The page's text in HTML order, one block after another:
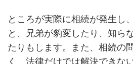
ところが実際に相続が発生し
と、兄弟が豹変したり、知ら
たりもします。また、相続の
く、法律だけでは解決できな